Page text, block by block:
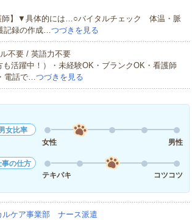
師】▼具体的には…○バイタルチェック 体温・脈
記録の作成…つづきを見る
不要 / 英語力不要
活躍中！）・未経験OK・ブランクOK・看護師
電話で…つづきを見る
女比率
女性
男性
事の仕方
テキパキ
コツコツ
ルケア事業部 ナース派遣